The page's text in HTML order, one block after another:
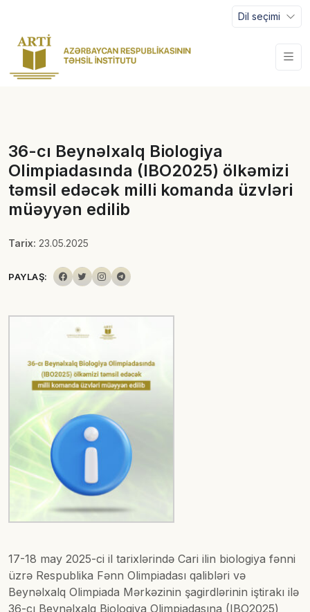
Dil seçimi
36-cı Beynəlxalq Biologiya
Olimpiadasında (IBO2025) ölkəmizi
təmsil edəcək milli komanda üzvləri
müəyyən edilib
Tarix: 23.05.2025
PAYLAŞ:
17-18 may 2025-ci il tarixlərində Cari ilin biologiya fənni
üzrə Respublika Fənn Olimpiadası qalibləri və
Beynəlxalq Olimpiada Mərkəzinin şagirdlərinin iştirakı ilə
36-cı Beynəlxalq Biologiya Olimpiadasına (IBO2025)